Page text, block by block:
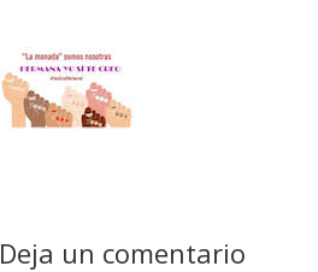
Deja un comentario